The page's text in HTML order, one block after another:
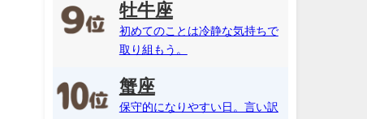
牡牛座
初めてのことは冷静な気持ちで
取り組もう。
蟹座
保守的になりやすい日。言い訳